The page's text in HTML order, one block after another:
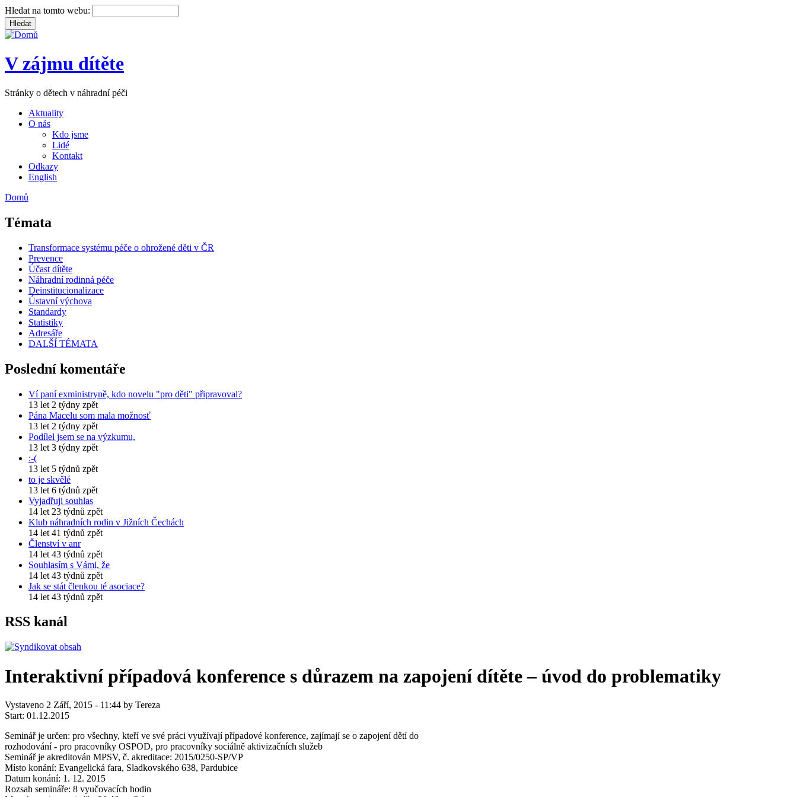
Hledat na tomto webu:
V zájmu dítěte
Stránky o dětech v náhradní péči
Aktuality
O nás
Kdo jsme
Lidé
Kontakt
Odkazy
English
Domů
Témata
Transformace systému péče o ohrožené děti v ČR
Prevence
Účast dítěte
Náhradní rodinná péče
Deinstitucionalizace
Ústavní výchova
Standardy
Statistiky
Adresáře
DALŠÍ TÉMATA
Poslední komentáře
Ví paní exministryně, kdo novelu "pro děti" připravoval?
13 let 2 týdny zpět
Pána Macelu som mala možnosť
13 let 2 týdny zpět
Podílel jsem se na výzkumu,
13 let 3 týdny zpět
:-(
13 let 5 týdnů zpět
to je skvělé
13 let 6 týdnů zpět
Vyjadřuji souhlas
14 let 23 týdnů zpět
Klub náhradních rodin v Jižních Čechách
14 let 41 týdnů zpět
Členství v anr
14 let 43 týdnů zpět
Souhlasím s Vámi, že
14 let 43 týdnů zpět
Jak se stát členkou té asociace?
14 let 43 týdnů zpět
RSS kanál
Interaktivní případová konference s důrazem na zapojení dítěte – úvod do problematiky
Vystaveno 2 Září, 2015 - 11:44 by Tereza
Start: 01.12.2015
Seminář je určen: pro všechny, kteří ve své práci využívají případové konference, zajímají se o zapojení dětí do
rozhodování - pro pracovníky OSPOD, pro pracovníky sociálně aktivizačních služeb
Seminář je akreditován MPSV, č. akreditace: 2015/0250-SP/VP
Místo konání: Evangelická fara, Sladkovského 638, Pardubice
Datum konání: 1. 12. 2015
Rozsah semináře: 8 vyučovacích hodin